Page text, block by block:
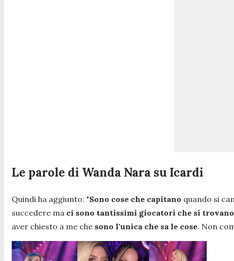
Le parole di Wanda Nara su Icardi
Quindi ha aggiunto: "Sono cose che capitano quando si
succedere ma ci sono tantissimi giocatori che si
aver chiesto a me che sono l'unica che sa le cose. Non